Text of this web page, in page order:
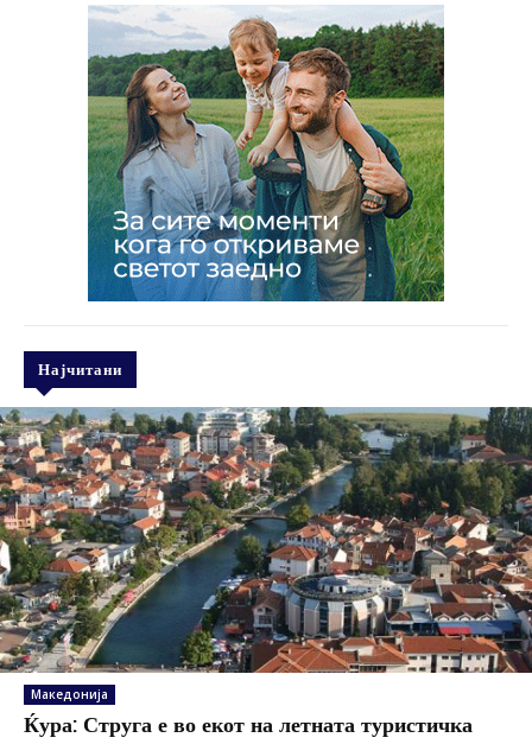
Најчитани
Македонија
Ќура: Струга е во екот на летната туристичка